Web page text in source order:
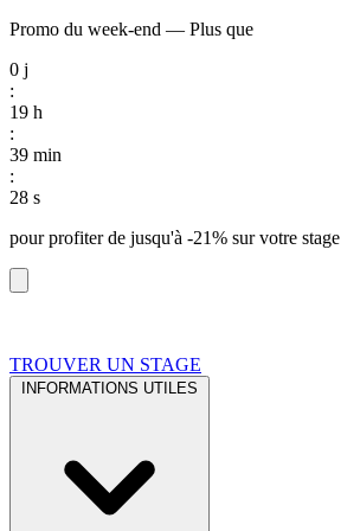
Promo du week-end — Plus que
0 j
:
19 h
:
39 min
:
27 s
pour profiter de jusqu'à -21% sur votre stage
TROUVER UN STAGE
INFORMATIONS UTILES